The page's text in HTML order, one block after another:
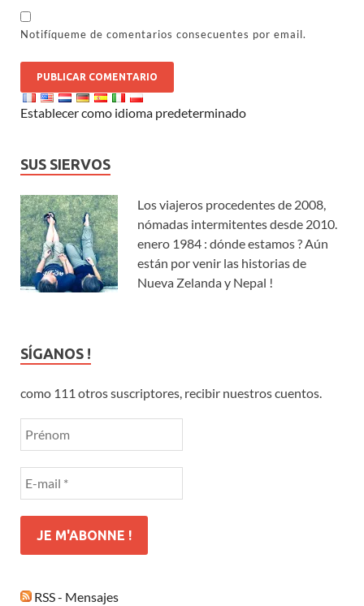
Notifíqueme de comentarios consecuentes por email.
Establecer como idioma predeterminado
SUS SIERVOS
Los viajeros procedentes de 2008,
nómadas intermitentes desde 2010.
enero 1984 : dónde estamos ? Aún
están por venir las historias de
Nueva Zelanda y Nepal !
SÍGANOS !
como 111 otros suscriptores, recibir nuestros cuentos.
RSS - Mensajes